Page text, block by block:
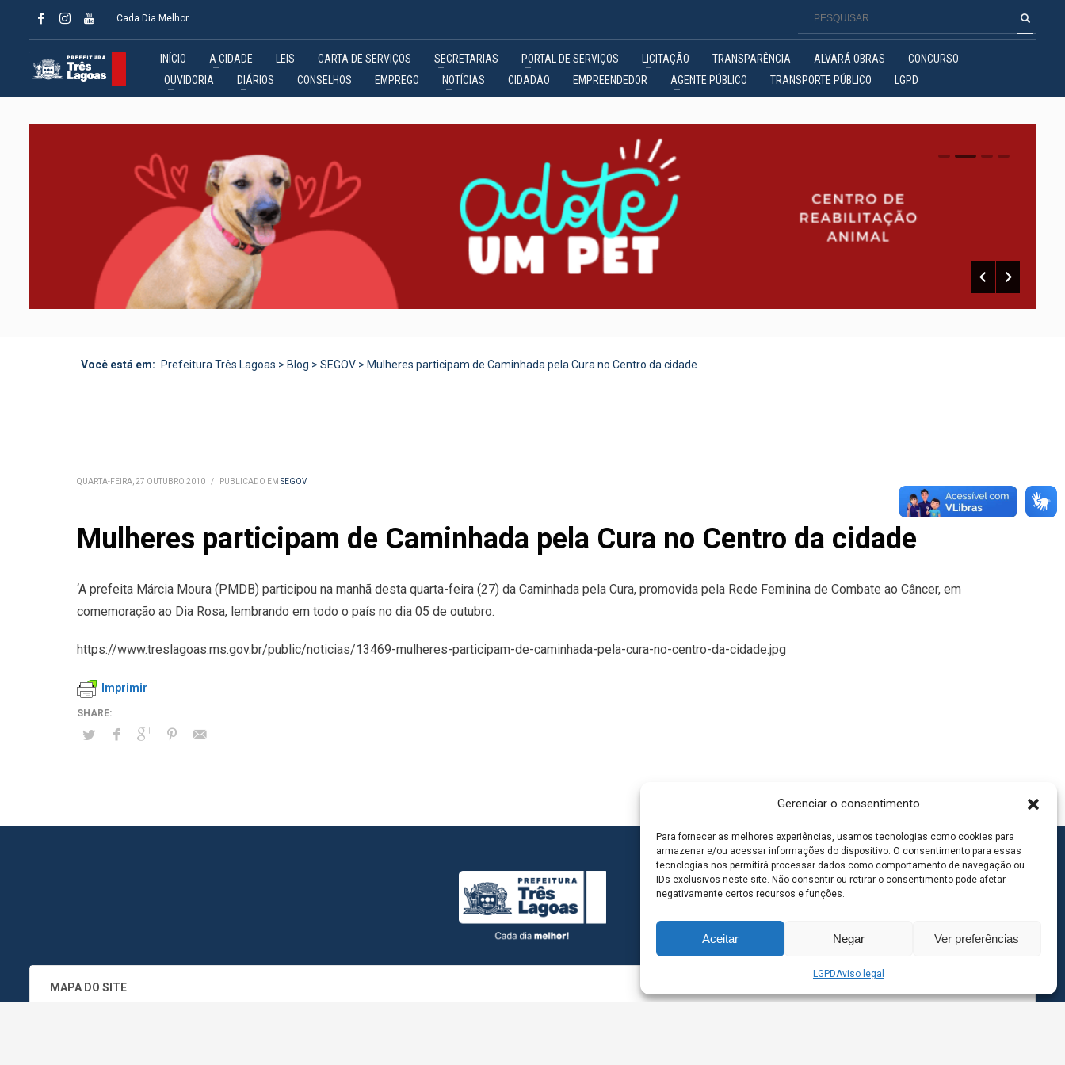
Gerenciar o consentimento
Para fornecer as melhores experiências, usamos tecnologias como cookies para
armazenar e/ou acessar informações do dispositivo. O consentimento para essas
tecnologias nos permitirá processar dados como comportamento de navegação ou
IDs exclusivos neste site. Não consentir ou retirar o consentimento pode afetar
negativamente certos recursos e funções.
Aceitar Negar Ver preferências
LGPDAviso legal
Cada Dia Melhor
INÍCIO A CIDADE LEIS CARTA DE SERVIÇOS SECRETARIAS PORTAL DE SERVIÇOS LICITAÇÃO TRANSPARÊNCIA ALVARÁ OBRAS
CONCURSO
OUVIDORIA
DIÁRIOS CONSELHOS EMPREGO NOTÍCIAS CIDADÃO EMPREENDEDOR AGENTE PÚBLICO TRANSPORTE PÚBLICO LGPD
0 1 2
Você está em: Prefeitura Três Lagoas > Blog > SEGOV > Mulheres participam de Caminhada pela Cura no Centro da cidade
QUARTA-FEIRA, 27 OUTUBRO 2010 / PUBLICADO EM SEGOV
Mulheres participam de Caminhada pela Cura no Centro da cidade
‘A prefeita Márcia Moura (PMDB) participou na manhã desta quarta-feira (27) da Caminhada pela Cura, promovida pela Rede Feminina de Combate ao Câncer, em
comemoração ao Dia Rosa, lembrando em todo o país no dia 05 de outubro.
https://www.treslagoas.ms.gov.br/public/noticias/13469-mulheres-participam-de-caminhada-pela-cura-no-centro-da-cidade.jpg
Imprimir
MAPA DO SITE